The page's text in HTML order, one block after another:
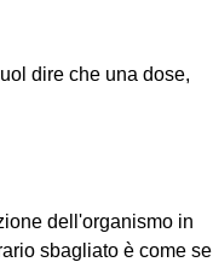
dire che una dose,
dell'organismo in
sbagliato è come se